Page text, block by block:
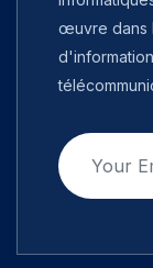
œuvre dans